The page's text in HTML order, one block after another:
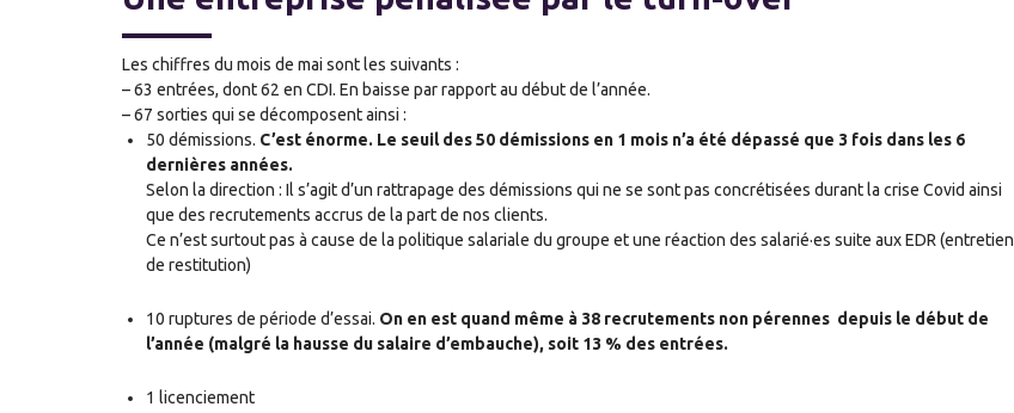
Les chiffres du mois de mai sont les suivants :
– 63 entrées, dont 62 en CDI. En baisse par rapport au début de l’année.
– 67 sorties qui se décomposent ainsi :
50 démissions. C’est énorme. Le seuil des 50 démissions en 1 mois n’a été dépassé que 3 fois dans les 6
dernières années.
Selon la direction : Il s’agit d’un rattrapage des démissions qui ne se sont pas concrétisées durant la crise Covid ainsi
que des recrutements accrus de la part de nos clients.
Ce n’est surtout pas à cause de la politique salariale du groupe et une réaction des salarié·es suite aux EDR (entretien
de restitution)
10 ruptures de période d’essai. On en est quand même à 38 recrutements non pérennes depuis le début de
l’année (malgré la hausse du salaire d’embauche), soit 13 % des entrées.
1 licenciement